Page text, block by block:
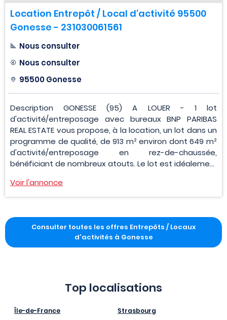
Location Entrepôt / Local d'activité 95500
Gonesse - 231030061561
Nous consulter
Nous consulter
95500 Gonesse
Description GONESSE (95) A LOUER - 1 lot
d'activité/entreposage avec bureaux BNP PARIBAS
REAL ESTATE vous propose, à la location, un lot dans un
programme de qualité, de 913 m² environ dont 649 m²
d'activité/entreposage en rez-de-chaussée,
bénéficiant de nombreux atouts. Le lot est idéaleme...
Voir l'annonce
Consulter toutes les offres Entrepôts / Locaux
d'activités à Gonesse
Top localisations
Île-de-France
Strasbourg